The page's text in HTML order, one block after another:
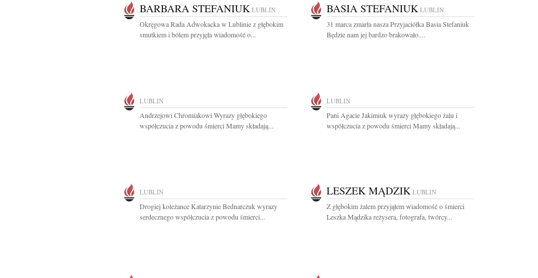
BARBARA STEFANIUK LUBLIN
Okręgowa Rada Adwokacka w Lublinie z głębokim
smutkiem i bólem przyjęła wiadomość o...
BASIA STEFANIUK LUBLIN
31 marca zmarła nasza Przyjaciółka Basia Stefaniuk
Będzie nam jej bardzo brakowało....
LUBLIN
Andrzejowi Chromiakowi Wyrazy głębokiego
współczucia z powodu śmierci Mamy składają...
LUBLIN
Pani Agacie Jakimiuk wyrazy głębokiego żalu i
współczucia z powodu śmierci Mamy składają...
LUBLIN
Drogiej koleżance Katarzynie Bednarczuk wyrazy
serdecznego współczucia z powodu śmierci...
LESZEK MĄDZIK LUBLIN
Z głębokim żalem przyjąłem wiadomość o śmierci
Leszka Mądzika reżysera, fotografa, twórcy...